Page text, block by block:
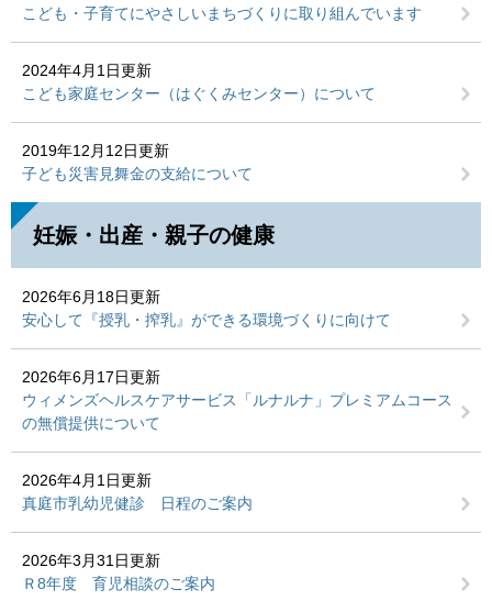
こども・子育てにやさしいまちづくりに取り組んでいます
2024年4月1日更新
こども家庭センター（はぐくみセンター）について
2019年12月12日更新
子ども災害見舞金の支給について
妊娠・出産・親子の健康
2026年6月18日更新
安心して『授乳・搾乳』ができる環境づくりに向けて
2026年6月17日更新
ウィメンズヘルスケアサービス「ルナルナ」プレミアムコース
の無償提供について
2026年4月1日更新
真庭市乳幼児健診 日程のご案内
2026年3月31日更新
Ｒ8年度 育児相談のご案内